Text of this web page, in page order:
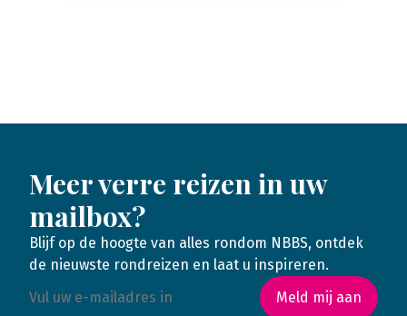
Meer verre reizen in uw
mailbox?
Blijf op de hoogte van alles rondom NBBS, ontdek
de nieuwste rondreizen en laat u inspireren.
Meld mij aan